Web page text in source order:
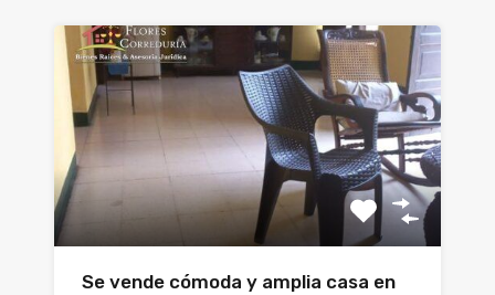
Se vende cómoda y amplia casa en